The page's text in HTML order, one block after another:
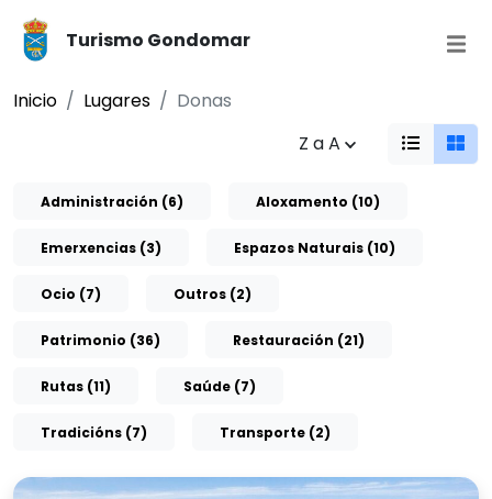
Turismo Gondomar
Inicio Lugares
Donas
Z a A
Administración (6) Aloxamento (10)
Emerxencias (3) Espazos Naturais (10)
Ocio (7) Outros (2)
Patrimonio (36) Restauración (21)
Rutas (11) Saúde (7)
Tradicións (7) Transporte (2)